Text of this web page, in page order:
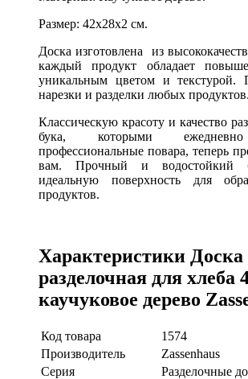
Размер: 42х28х2 см.
Доска изготовлена из
каждый продукт обладает
уникальным цветом и текстурой.
нарезки и разделки любых продуктов.
Классическую красоту и качество
бука, которыми ежедневно
профессиональные повара, теперь
вам. Прочный и водостойкий
идеальную поверхность для
продуктов.
Характеристики Доска
разделочная для хлеба
каучуковое дерево
Код товара
1574
Производитель
Zassenhaus
Серия
Разделочные